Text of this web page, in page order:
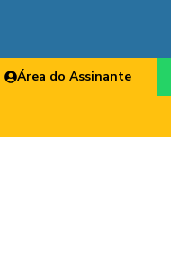
Área do Assinante